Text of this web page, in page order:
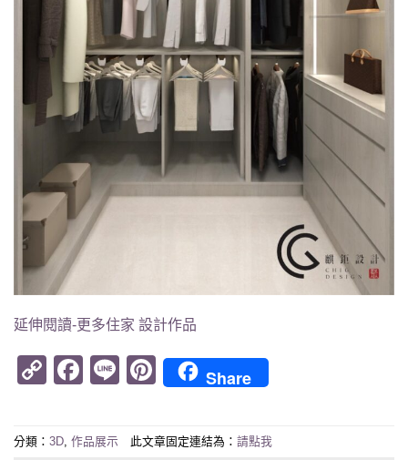
延伸閱讀-更多住家 設計作品
CopyFacebook
LinePinterest
Share
分類： 3D 作品展示 此文章固定連結為： 請點我